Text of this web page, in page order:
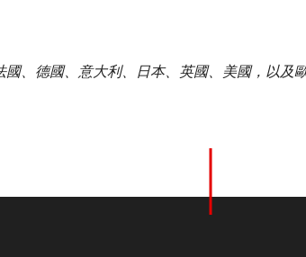
、德國、意大利、日本、英國、美國，以及歐